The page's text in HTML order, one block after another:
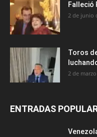
Falleció
2 de junio
Toros
2 de
ENTRADAS